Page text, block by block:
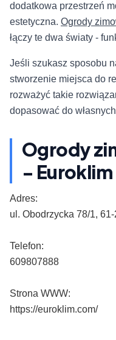
dodatkowa przestrzeń
estetyczna. Ogrody
łączy te dwa światy -
Jeśli szukasz sposobu
stworzenie miejsca do
rozważyć takie
dopasować do
Ogrody
- Euroklim
Adres:
ul. Obodrzycka 78/1,
Telefon:
609807888
Strona WWW:
https://euroklim.com/